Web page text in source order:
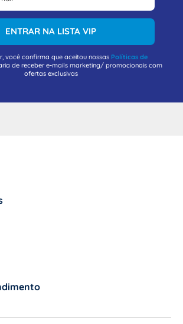
ENTRAR NA LISTA VIP
você confirma que aceitou nossas Políticas de
de receber e-mails marketing/ promocionais com
ofertas exclusivas